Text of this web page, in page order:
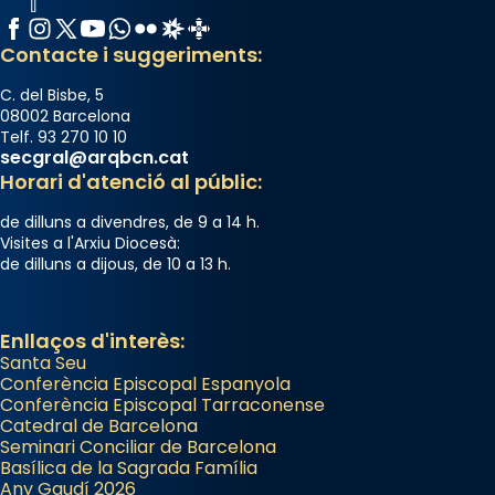
Memòria de les santes Juliana i
Semproniana, verges i màrtirs.
Acompanyant la història de sant Cugat, a
partir de l’Edat Mitjana sorgeix la tradició
que les santes Juliana (“relatiu a Júlia”) i
Semproniana (“relatiu a Semprònia =
eterna”) són deixebles seves. I l’any 1667, el
frare Joan Gaspar Roig, afirma en una obra
que les santes són filles de l’antiga Iluro.
Mataró en reivindicarà les relíquies fins que
a la “Missa de les Santes” (“Missa de
Glòria”) fou composta el 1848 per Mn.
Manuel Blanch, amb aire d’òpera
italianitzant; s’interpreta per privilegi
pontifici, amb orquestra i cor, i té una
duració aproximada de tres hores. Després,
Facebook
Instagram
X / Twitter
YouTube
WhatsApp
FlickrRadio Estel
Catalunya Cristiana
Contacte i suggeriments:
C. del Bisbe, 5
08002 Barcelona
Telf. 93 270 10 10
secgral@arqbcn.cat
Horari d'atenció al públic:
de dilluns a divendres, de 9 a 14 h.
Visites a l'Arxiu Diocesà:
de dilluns a dijous, de 10 a 13 h.
Enllaços d'interès:
Santa Seu
Conferència Episcopal Espanyola
Conferència Episcopal Tarraconense
Catedral de Barcelona
Seminari Conciliar de Barcelona
Basílica de la Sagrada Família
Any Gaudí 2026